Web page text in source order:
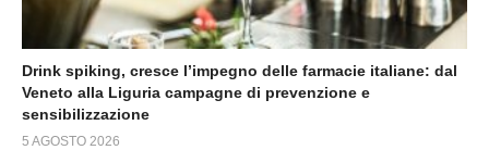
Drink spiking, cresce l’impegno delle farmacie italiane: dal
Veneto alla Liguria campagne di prevenzione e
sensibilizzazione
5 AGOSTO 2026